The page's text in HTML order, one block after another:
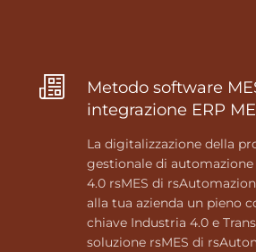
Metodo software
integrazione ERP
La digitalizzazione della
gestionale di automazione
4.0 rsMES di
alla tua azienda un pieno
chiave Industria 4.0 e
soluzione rsMES di